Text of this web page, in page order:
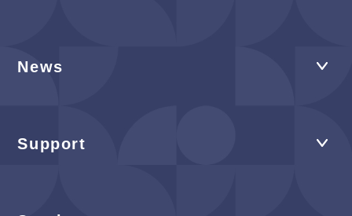
News
Support